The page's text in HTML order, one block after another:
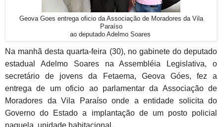
Geova Goes entrega oficio da Associação de Moradores da Vila
Paraíso
ao deputado Adelmo Soares
Na manhã desta quarta-feira (30), no gabinete do deputado
estadual Adelmo Soares na Assembléia Legislativa, o
secretário de jovens da Fetaema, Geova Góes, fez a
entrega de um oficio ao parlamentar da Associação de
Moradores da Vila Paraíso onde a entidade solicita do
Governo do Estado a implantação de um posto policial
naquela unidade habitacional.